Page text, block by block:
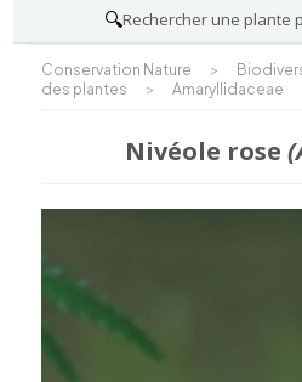
🔍Rechercher une plante
Conservation Nature >
des plantes
> Amaryllidaceae
Nivéole rose